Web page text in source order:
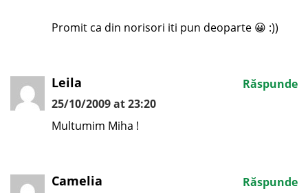
Promit ca din norisori iti pun deoparte 😀 :))
Leila
25/10/2009 at 23:20
Multumim Miha !
Răspunde
Camelia Răspunde